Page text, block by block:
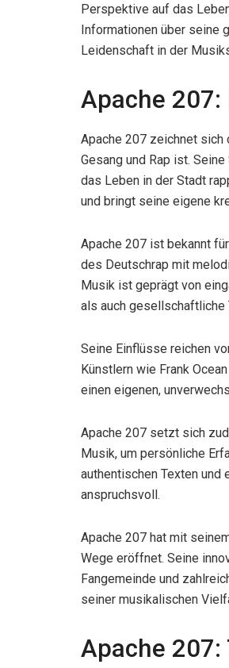
Perspektive auf das
Informationen über seine
Leidenschaft in der
Apache
Apache 207 zeichnet sich
Gesang und Rap ist.
das Leben in der Stadt
und bringt seine eigene
Apache 207 ist bekannt
des Deutschrap mit
Musik ist geprägt von
als auch gesellschaftliche
Seine Einflüsse reichen
Künstlern wie Frank
einen eigenen,
Apache 207 setzt sich
Musik, um persönliche
authentischen Texten
anspruchsvoll.
Apache 207 hat mit
Wege eröffnet. Seine
Fangemeinde und
seiner musikalischen
Apache